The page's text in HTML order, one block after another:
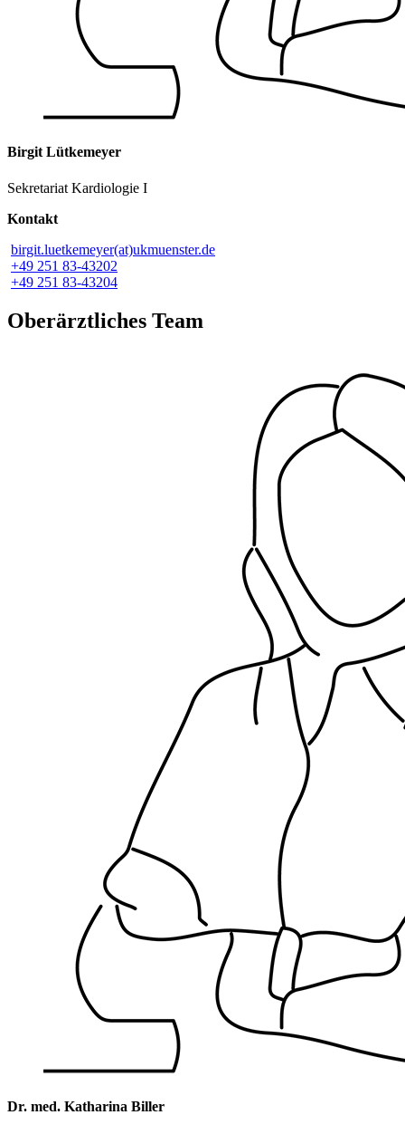
Birgit Lütkemeyer
Sekretariat Kardiologie I
Kontakt
birgit.luetkemeyer(at)ukmuenster.de
+49 251 83-43202
+49 251 83-43204
Oberärztliches Team
Dr. med. Katharina Biller